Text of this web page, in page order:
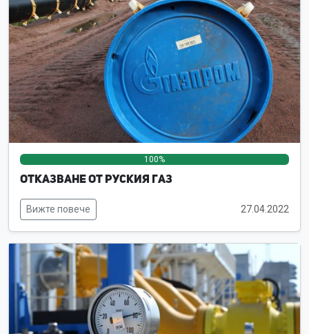
100%
Отказване от руския газ
Вижте повече 27.04.2022